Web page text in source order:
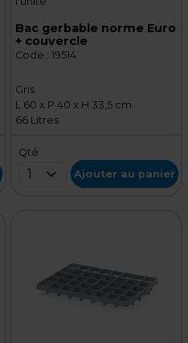
Bac gerbable norme Euro
+ couvercle
Code : 19514
Gris
L 60 x P 40 x H 33,5 cm
66 Litres
Qté
1 Ajouter au panier